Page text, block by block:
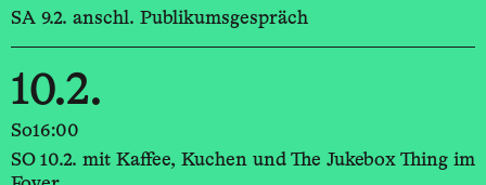
SA 9.2. anschl. Publikumsgespräch
10.2.
So16:00
SO 10.2. mit Kaffee, Kuchen und The Jukebox Thing im